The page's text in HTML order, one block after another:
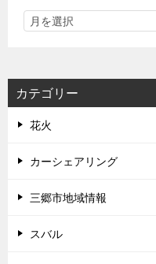
カテゴリー
花火
カーシェアリング
三郷市地域情報
スバル